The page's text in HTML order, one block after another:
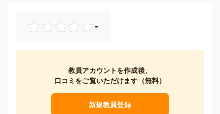
-
教員アカウントを作成後、
口コミをご覧いただけます（無料）
新規教員登録